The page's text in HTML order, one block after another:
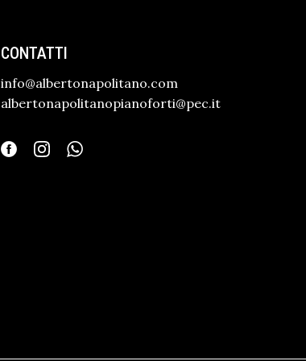
CONTATTI
info@albertonapolitano.com
albertonapolitanopianoforti@pec.it